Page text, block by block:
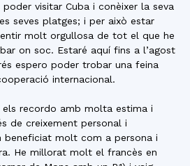
visitar Cuba i conèixer la seva
seves platges; i per això estar
molt orgullosa de tot el que he
on soc. Estaré aquí fins a l’agost
espero poder trobar una feina
internacional.
els recordo amb molta estima i
de creixement personal i
beneficiat molt com a persona i
He millorat molt el francès en